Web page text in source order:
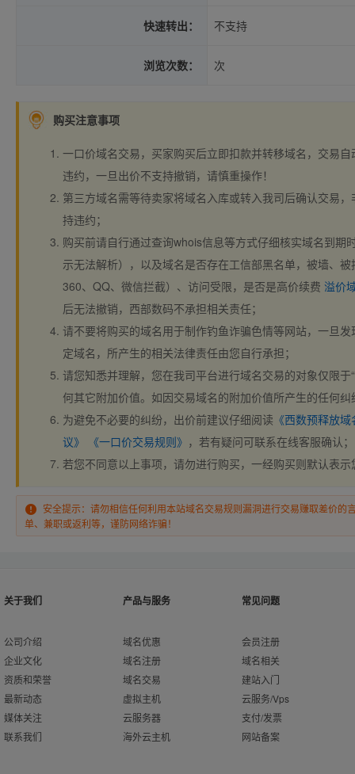
快速转出： 不支持
浏览次数： 次
购买注意事项
一口价域名交易，买家购买后立即扣款并转移域名，交易
违约，一旦出价不支持撤销，请慎重操作！
第三方域名需等待卖家将域名入库或转入我司后确认交易
持违约；
购买前请自行通过查询whois信息等方式仔细核实域名到期
示无法解析），以及域名是否存在工信部黑名单，被墙、
360、QQ、微信拦截）、访问受限，是否是高价续费 溢价
后无法撤销，西部数码不承担相关责任；
请不要将购买的域名用于制作钓鱼诈骗色情等网站，一旦
定域名，所产生的相关法律责任由您自行承担；
请您知悉并理解，您在我司平台进行域名交易的对象仅限于
何其它附加价值。如因交易域名的附加价值所产生的任何
为避免不必要的纠纷，出价前建议仔细阅读 《西数预释放
议》
《一口价交易规则》 ，若有疑问可联系在线客服确认；
若您不同意以上事项，请勿进行购买，一经购买则默认表
安全提示：请勿相信任何利用本站域名交易规则漏洞进行交易赚取差价的
单、兼职或返利等，谨防网络诈骗！
关于我们
公司介绍
企业文化
资质和荣誉
最新动态
媒体关注
联系我们
产品与服务
域名优惠
域名注册
域名交易
虚拟主机
云服务器
海外云主机
常见问题
会员注册
域名相关
建站入门
云服务/Vps
支付/发票
网站备案